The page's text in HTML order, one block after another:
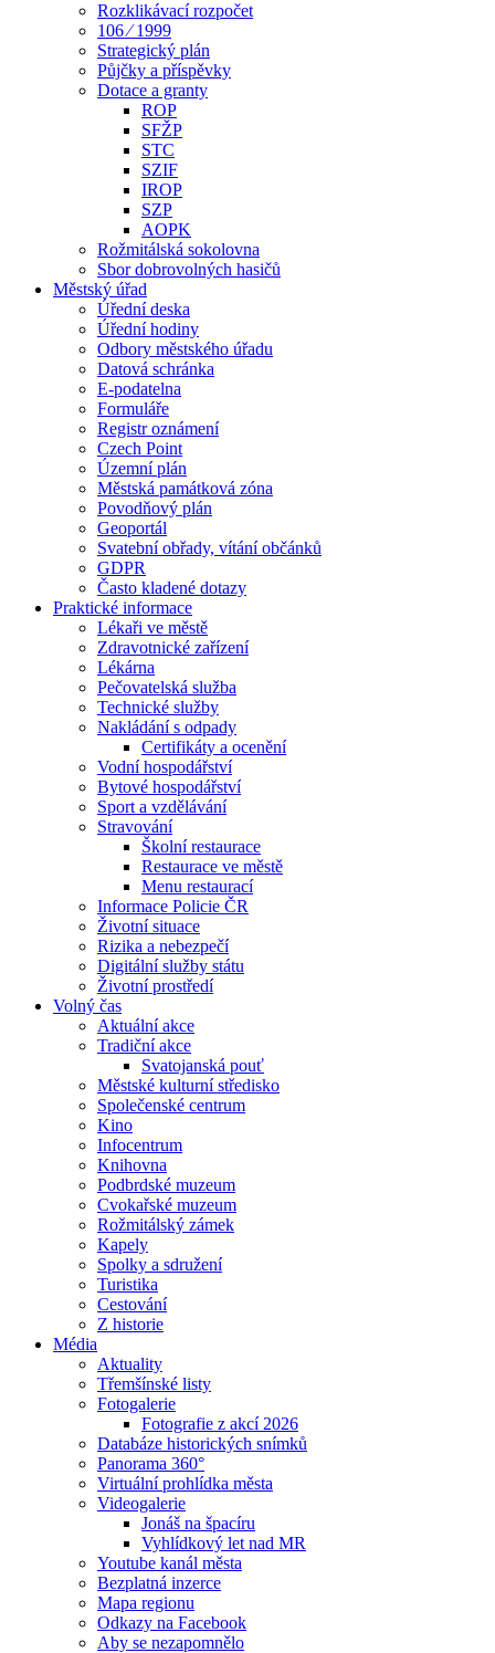
Rozklikávací rozpočet
106 ⁄ 1999
Strategický plán
Půjčky a příspěvky
Dotace a granty
ROP
SFŽP
STC
SZIF
IROP
SZP
AOPK
Rožmitálská sokolovna
Sbor dobrovolných hasičů
Městský úřad
Úřední deska
Úřední hodiny
Odbory městského úřadu
Datová schránka
E-podatelna
Formuláře
Registr oznámení
Czech Point
Územní plán
Městská památková zóna
Povodňový plán
Geoportál
Svatební obřady, vítání občánků
GDPR
Často kladené dotazy
Praktické informace
Lékaři ve městě
Zdravotnické zařízení
Lékárna
Pečovatelská služba
Technické služby
Nakládání s odpady
Certifikáty a ocenění
Vodní hospodářství
Bytové hospodářství
Sport a vzdělávání
Stravování
Školní restaurace
Restaurace ve městě
Menu restaurací
Informace Policie ČR
Životní situace
Rizika a nebezpečí
Digitální služby státu
Životní prostředí
Volný čas
Aktuální akce
Tradiční akce
Svatojanská pouť
Městské kulturní středisko
Společenské centrum
Kino
Infocentrum
Knihovna
Podbrdské muzeum
Cvokařské muzeum
Rožmitálský zámek
Kapely
Spolky a sdružení
Turistika
Cestování
Z historie
Média
Aktuality
Třemšínské listy
Fotogalerie
Fotografie z akcí 2026
Databáze historických snímků
Panorama 360°
Virtuální prohlídka města
Videogalerie
Jonáš na špacíru
Vyhlídkový let nad MR
Youtube kanál města
Bezplatná inzerce
Mapa regionu
Odkazy na Facebook
Aby se nezapomnělo